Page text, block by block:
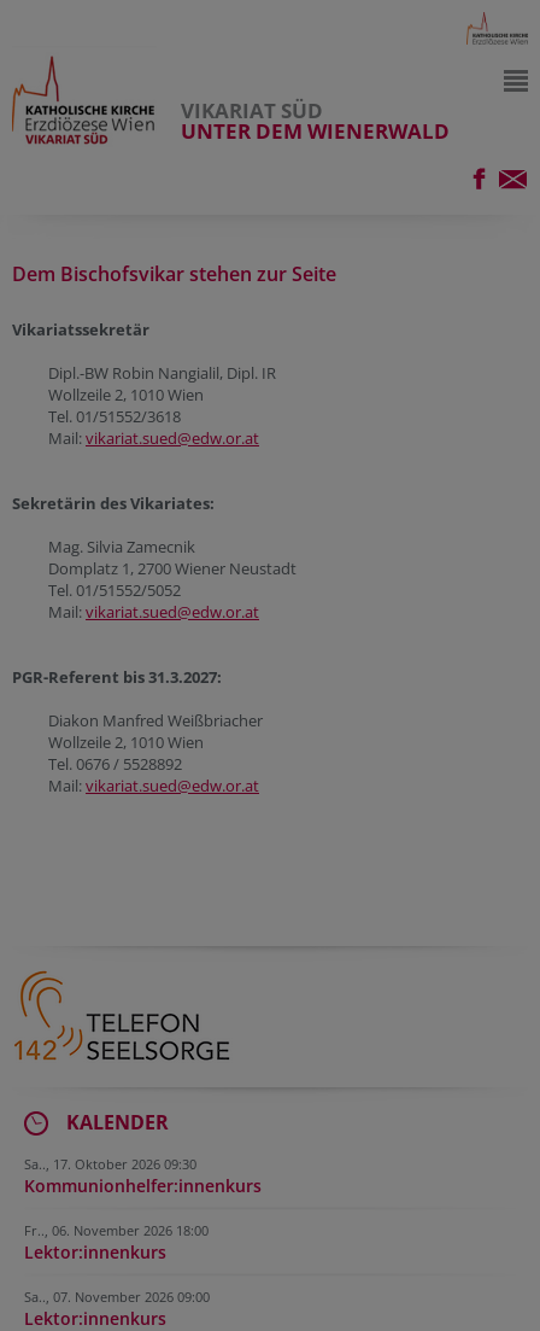
VIKARIAT SÜD
UNTER DEM WIENERWALD
Dem Bischofsvikar stehen zur Seite
Vikariatssekretär
Dipl.-BW Robin Nangialil, Dipl. IR
Wollzeile 2, 1010 Wien
Tel. 01/51552/3618
Mail:vikariat.sued@edw.or.at
Sekretärin des Vikariates:
Mag. Silvia Zamecnik
Domplatz 1, 2700 Wiener Neustadt
Tel. 01/51552/5052
Mail:vikariat.sued@edw.or.at
PGR-Referent bis 31.3.2027:
Diakon Manfred Weißbriacher
Wollzeile 2, 1010 Wien
Tel. 0676 / 5528892
Mail:vikariat.sued@edw.or.at
KALENDER
Sa.., 17. Oktober 2026 09:30
Kommunionhelfer:innenkurs
Fr.., 06. November 2026 18:00
Lektor:innenkurs
Sa.., 07. November 2026 09:00
Lektor:innenkurs